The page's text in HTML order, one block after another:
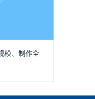
模、制作全